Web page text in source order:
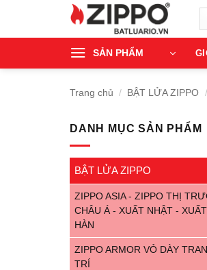
SẢN PHẨM
Trang chủ / BẬT LỬA ZIPPO /
DANH MỤC SẢN PHẨM
BẬT LỬA ZIPPO
ZIPPO ASIA - ZIPPO THỊ
CHÂU Á - XUẤT NHẬT - XUẤT
HÀN
ZIPPO ARMOR VỎ DÀY
TRÍ